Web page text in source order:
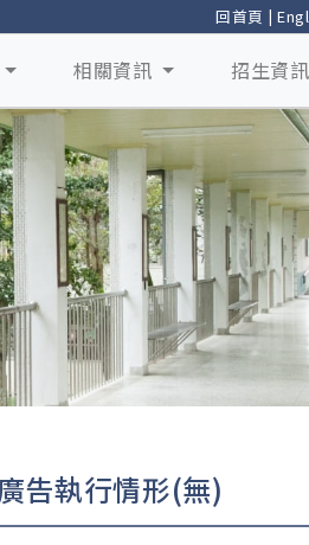
回首頁 |
相關資訊 招生資訊
告執行情形(無)